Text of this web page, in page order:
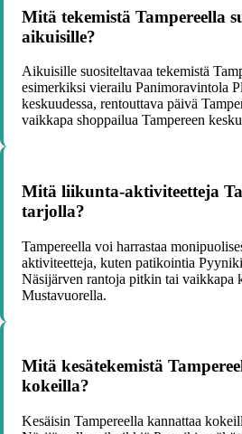
Mitä tekemistä Tampereella
aikuisille?
Aikuisille suositeltavaa tekemistä
esimerkiksi vierailu Panimoravintola
keskuudessa, rentouttava päivä
vaikkapa shoppailua Tampereen
Mitä liikunta-aktiviteetteja
tarjolla?
Tampereella voi harrastaa
aktiviteetteja, kuten patikointia
Näsijärven rantoja pitkin tai vaikkapa
Mustavuorella.
Mitä kesätekemistä
kokeilla?
Kesäisin Tampereella kannattaa